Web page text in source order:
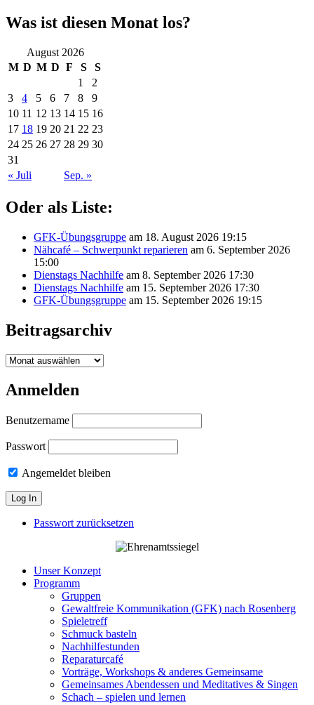
Was ist diesen Monat los?
August 2026
M D M D F S
S
1
2
3
4 5 6 7 8
9
10 11 12 13 14 15 16
17 18 19 20 21 22 23
24 25 26 27 28 29 30
31
« Juli
Sep. »
Oder als Liste:
GFK-Übungsgruppe am 18. August 2026 19:15
Nähcafé – Schwerpunkt reparieren am 6. September 2026
15:00
Dienstags Nachhilfe am 8. September 2026 17:30
Dienstags Nachhilfe am 15. September 2026 17:30
GFK-Übungsgruppe am 15. September 2026 19:15
Beitragsarchiv
Beitragsarchiv
Anmelden
Benutzername
Passwort
Angemeldet bleiben
Passwort zurücksetzen
Unser Konzept
Programm
Gruppen
Gewaltfreie Kommunikation (GFK) nach Rosenberg
Spieletreff
Schmuck basteln
Nachhilfestunden
Reparaturcafé
Vorträge, Workshops & anderes Gemeinsame
Gemeinsames Abendessen und Meditatives & Singen
Schach – spielen und lernen